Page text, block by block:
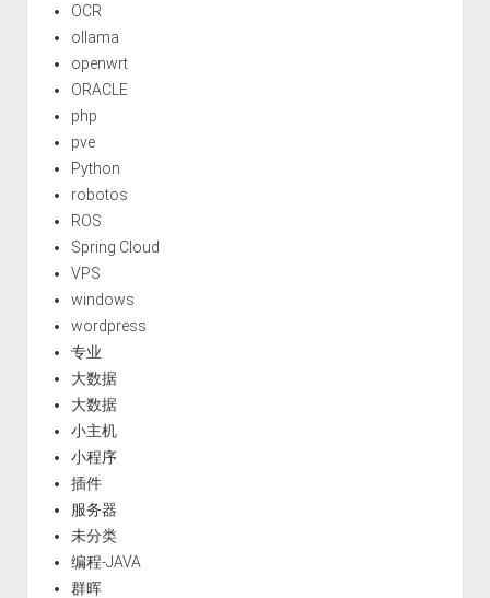
OCR
ollama
openwrt
ORACLE
php
pve
Python
robotos
ROS
Spring Cloud
VPS
windows
wordpress
专业
大数据
大数据
小主机
小程序
插件
服务器
未分类
编程-JAVA
群晖